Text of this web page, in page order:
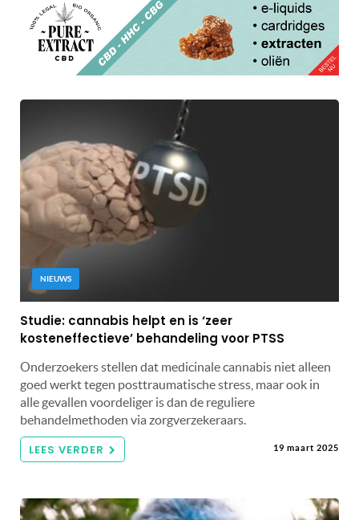
NIEUWS
Studie: cannabis helpt en is ‘zeer
kosteneffectieve’ behandeling voor PTSS
Onderzoekers stellen dat medicinale cannabis niet alleen
goed werkt tegen posttraumatische stress, maar ook in
alle gevallen voordeliger is dan de reguliere
behandelmethoden via zorgverzekeraars.
LEES VERDER 19 maart 2025